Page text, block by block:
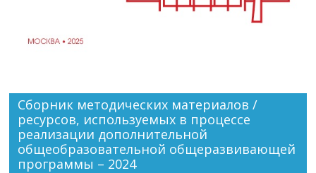
Сборник методических материалов /
ресурсов, используемых в процессе
реализации дополнительной
общеобразовательной общеразвивающей
программы – 2024